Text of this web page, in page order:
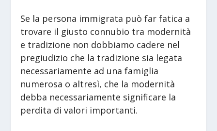
Se la persona immigrata può far fatica a
trovare il giusto connubio tra modernità
e tradizione non dobbiamo cadere nel
pregiudizio che la tradizione sia legata
necessariamente ad una famiglia
numerosa o altresì, che la modernità
debba necessariamente significare la
perdita di valori importanti.